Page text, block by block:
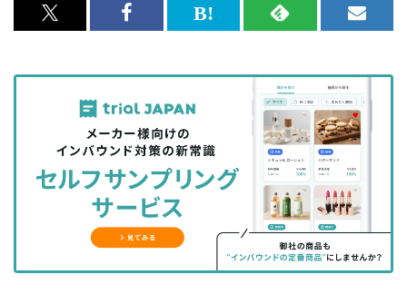
x<br>
記
を
シ
ェ
る
Facebook<br>
記
事
を
シ
ェ
ア
す
る
は
な
ッ
ク
マ
に
RSS
記
事
を
購
読
す
る
メ
マ
ガ
登
録
す
る